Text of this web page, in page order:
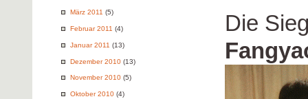
März 2011 (5)
Februar 2011 (4)
Januar 2011 (13)
Dezember 2010 (13)
November 2010 (5)
Oktober 2010 (4)
Die